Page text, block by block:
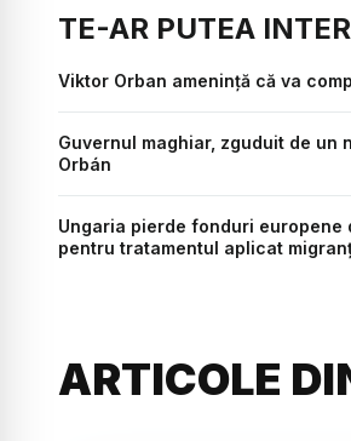
TE-AR PUTEA
Viktor Orban amenință că va
Guvernul maghiar, zguduit de un
Orbán
Ungaria pierde fonduri europene
pentru tratamentul aplicat
ARTICOLE